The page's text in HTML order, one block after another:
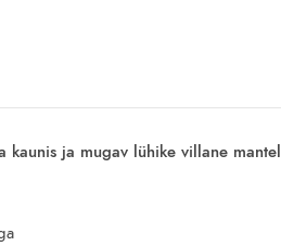
kaunis ja mugav lühike villane mantel